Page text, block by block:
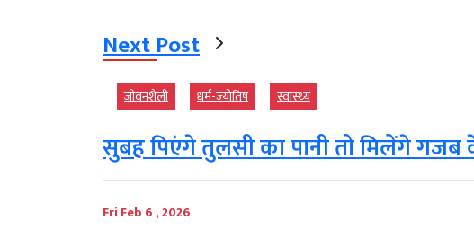
Next Post
जीवनशैली धर्म-ज्‍योतिष स्‍वास्‍थ्‍य
सुबह पिएंगे तुलसी का पानी तो मिलेंगे गजब
Fri Feb 6 , 2026